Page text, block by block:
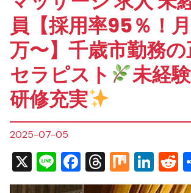
員【採用率95％！
万〜】千歳市勤務
セラピスト
未経
研修充実
2025-07-05
X LineFacebook
Threads
Mix